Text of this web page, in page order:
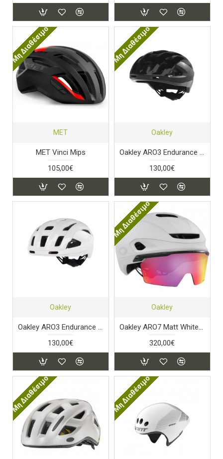
Μη Διαθέσιμο
MET
MET Vinci Mips
105,00€
Μη Διαθέσιμο
Oakley
Oakley ARO3 Endurance MIPS - Black
130,00€
Oakley
Oakley ARO3 Endurance MIPS - Polished Matte White
130,00€
Μη Διαθέσιμο
Oakley
Oakley ARO7 Matt White Prizm
320,00€
Μη Διαθέσιμο Μη Διαθέσιμο